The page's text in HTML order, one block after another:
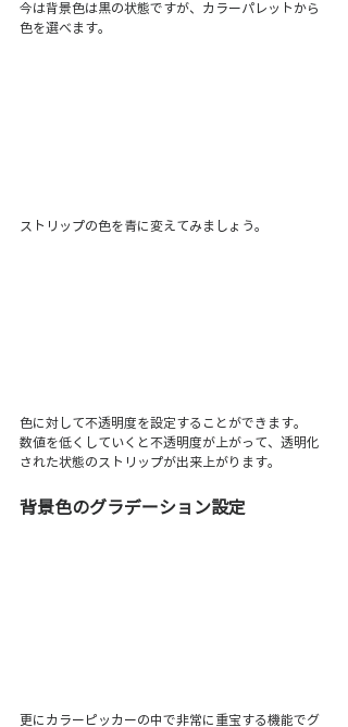
今は背景色は黒の状態ですが、カラーパレットから
色を選べます。
ストリップの色を青に変えてみましょう。
色に対して不透明度を設定することができます。
数値を低くしていくと不透明度が上がって、透明化
された状態のストリップが出来上がります。
背景色のグラデーション設定
更にカラーピッカーの中で非常に重宝する機能でグ